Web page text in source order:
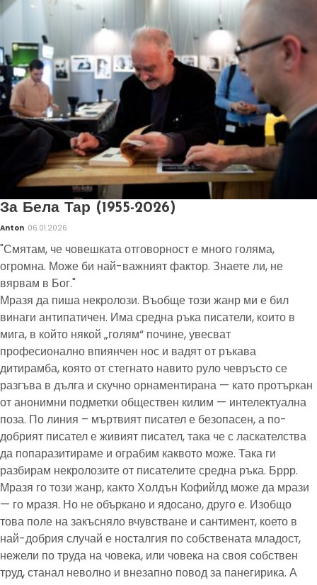
За Бела Тар (1955-2026)
Anton 06.01.2026
"Смятам, че човешката отговорност е много голяма,
огромна. Може би най-важният фактор. Знаете ли, не
вярвам в Бог."
Мразя да пиша некролози. Въобще този жанр ми е бил
винаги антипатичен. Има средна ръка писатели, които в
мига, в който някой „голям“ почине, увесват
професионално впиянчен нос и вадят от ръкава
дитирамба, която от стегнато навито руло чевръсто се
разгъва в дълга и скучно орнаментирана — като протъркан
от анонимни подметки обществен килим — интелектуална
поза. По линия – мъртвият писател е безопасен, а по-
добрият писател е живият писател, така че с ласкателства
да попаразитираме и ограбим каквото може. Така ги
разбирам некролозите от писателите средна ръка. Бррр.
Мразя го този жанр, както Холдън Кофийлд може да мрази
— го мразя. Но не объркано и ядосано, друго е. Изобщо
това поле на закъсняло вчувстване и сантимент, което в
най-добрия случай е носталгия по собствената младост,
нежели по труда на човека, или човека на своя собствен
труд, станал неволно и внезапно повод за панегирика. А